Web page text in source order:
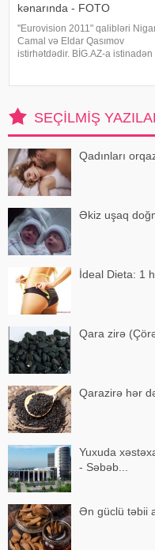
kənarında - FOTO
"Eurovision 2011" qalibləri
Camal və Eldar Qasımov
istirhətdədir. BİG.AZ-a istinadən
SEÇILMIŞ
Qadınları
Əkiz uşaq
İdeal Dieta: 1
Qara zirə
Qarazirə hər
Yuxuda
- Səbəb...
Ən güclü təbii